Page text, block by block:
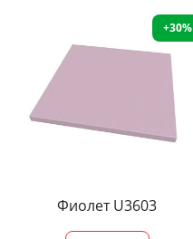
+30%
Фиолет U3603